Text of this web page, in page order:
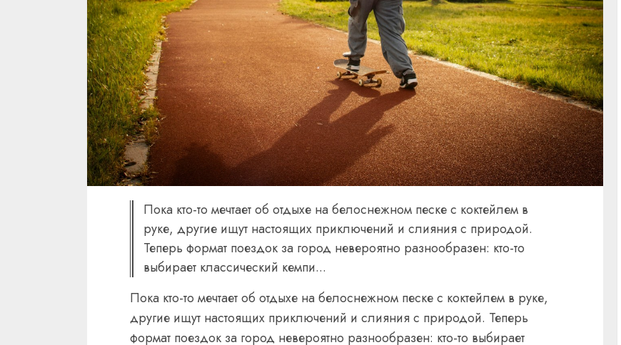
Пока кто-то мечтает об отдыхе на белоснежном песке с коктейлем в
руке, другие ищут настоящих приключений и слияния с природой.
Теперь формат поездок за город невероятно разнообразен: кто-то
выбирает классический кемпи...
Пока кто-то мечтает об отдыхе на белоснежном песке с коктейлем в руке,
другие ищут настоящих приключений и слияния с природой. Теперь
формат поездок за город невероятно разнообразен: кто-то выбирает